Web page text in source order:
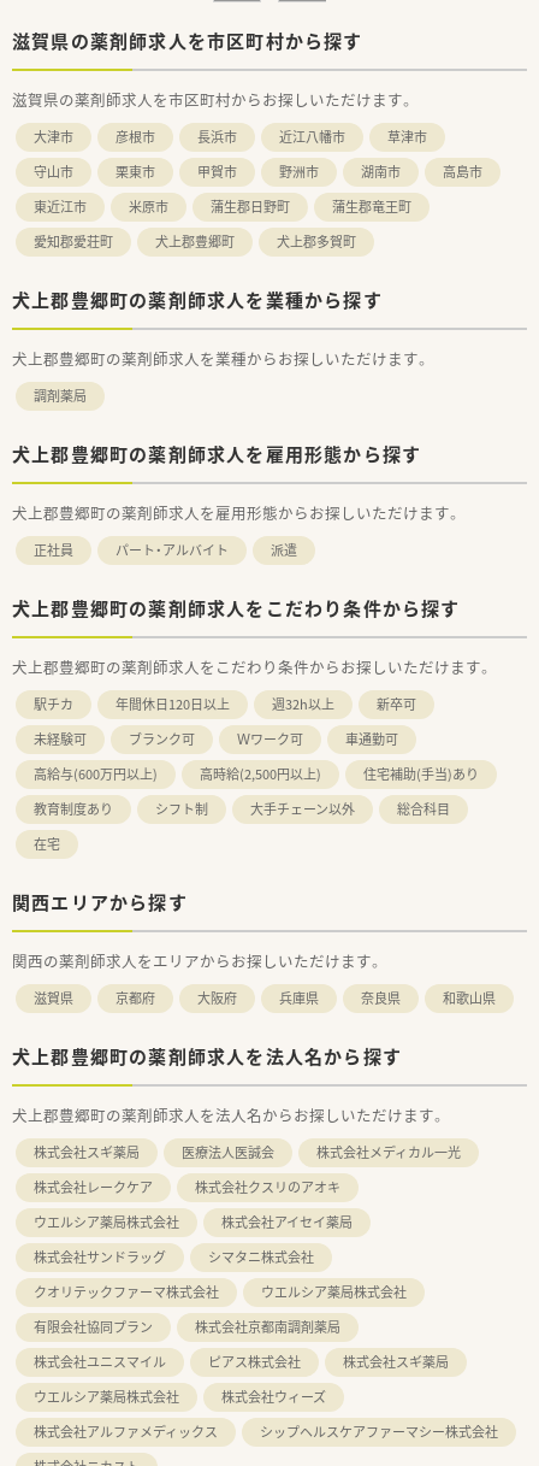
滋賀県の薬剤師求人を市区町村から探す
滋賀県の薬剤師求人を市区町村からお探しいただけます。
大津市 彦根市 長浜市 近江八幡市
草津市
守山市
栗東市 甲賀市 野洲市 湖南市
高島市
東近江市
米原市 蒲生郡日野町
蒲生郡竜王町
愛知郡愛荘町
犬上郡豊郷町 犬上郡多賀町
犬上郡豊郷町の薬剤師求人を業種から探す
犬上郡豊郷町の薬剤師求人を業種からお探しいただけます。
調剤薬局
犬上郡豊郷町の薬剤師求人を雇用形態から探す
犬上郡豊郷町の薬剤師求人を雇用形態からお探しいただけます。
正社員 パート・アルバイト 派遣
犬上郡豊郷町の薬剤師求人をこだわり条件から探す
犬上郡豊郷町の薬剤師求人をこだわり条件からお探しいただけます。
駅チカ 年間休日120日以上 週32h以上
新卒可
未経験可
ブランク可 Ｗワーク可
車通勤可
高給与(600万円以上)
高時給(2,500円以上)
住宅補助(手当)あり
教育制度あり
シフト制 大手チェーン以外
総合科目
在宅
関西エリアから探す
関西の薬剤師求人をエリアからお探しいただけます。
滋賀県 京都府 大阪府 兵庫県 奈良県 和歌山県
犬上郡豊郷町の薬剤師求人を法人名から探す
犬上郡豊郷町の薬剤師求人を法人名からお探しいただけます。
株式会社スギ薬局 医療法人医誠会
株式会社メディカル一光
株式会社レークケア
株式会社クスリのアオキ
ウエルシア薬局株式会社
株式会社アイセイ薬局
株式会社サンドラッグ
シマタニ株式会社
クオリテックファーマ株式会社
ウエルシア薬局株式会社
有限会社協同プラン
株式会社京都南調剤薬局
株式会社ユニスマイル
ピアス株式会社
株式会社スギ薬局
ウエルシア薬局株式会社
株式会社ウィーズ
株式会社アルファメディックス
シップヘルスケアファーマシー株式会社